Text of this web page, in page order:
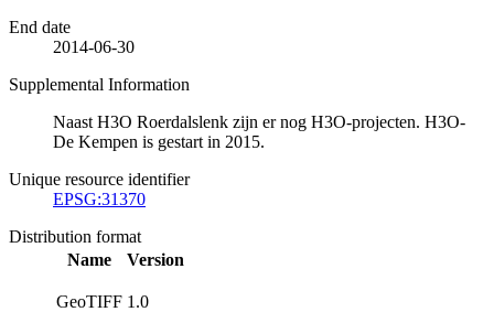
End date
2014-06-30
Supplemental Information
Naast H3O Roerdalslenk zijn er nog H3O-projecten. H3O-
De Kempen is gestart in 2015.
Unique resource identifier
EPSG:31370
Distribution format
Name
Version
GeoTIFF 1.0